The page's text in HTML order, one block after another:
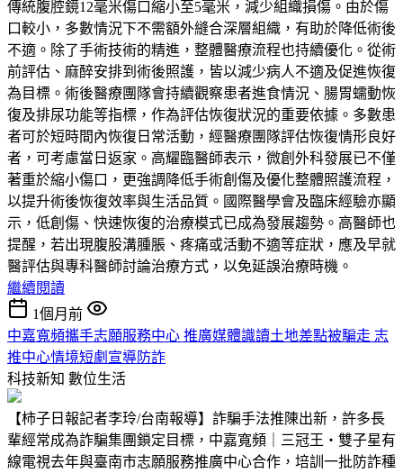
傳統腹腔鏡12毫米傷口縮小至5毫米，減少組織損傷。由於傷
口較小，多數情況下不需額外縫合深層組織，有助於降低術後
不適。除了手術技術的精進，整體醫療流程也持續優化。從術
前評估、麻醉安排到術後照護，皆以減少病人不適及促進恢復
為目標。術後醫療團隊會持續觀察患者進食情況、腸胃蠕動恢
復及排尿功能等指標，作為評估恢復狀況的重要依據。多數患
者可於短時間內恢復日常活動，經醫療團隊評估恢復情形良好
者，可考慮當日返家。高耀臨醫師表示，微創外科發展已不僅
著重於縮小傷口，更強調降低手術創傷及優化整體照護流程，
以提升術後恢復效率與生活品質。國際醫學會及臨床經驗亦顯
示，低創傷、快速恢復的治療模式已成為發展趨勢。高醫師也
提醒，若出現腹股溝腫脹、疼痛或活動不適等症狀，應及早就
醫評估與專科醫師討論治療方式，以免延誤治療時機。
繼續閱讀
1個月前
中嘉寬頻攜手志願服務中心 推廣媒體識讀土地差點被騙走 志
推中心情境短劇宣導防詐
科技新知 數位生活
【柿子日報記者李玲/台南報導】詐騙手法推陳出新，許多長
輩經常成為詐騙集團鎖定目標，中嘉寬頻｜三冠王‧雙子星有
線電視去年與臺南市志願服務推廣中心合作，培訓一批防詐種